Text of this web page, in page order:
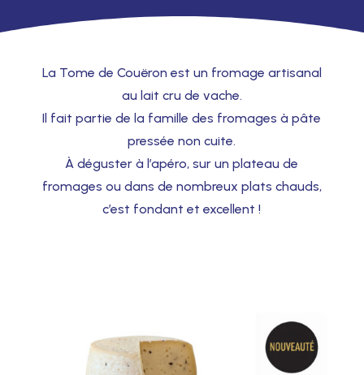
La Tome de Couëron est un fromage artisanal
au lait cru de vache.
Il fait partie de la famille des fromages à pâte
pressée non cuite.
À déguster à l’apéro, sur un plateau de
fromages ou dans de nombreux plats chauds,
c’est fondant et excellent !